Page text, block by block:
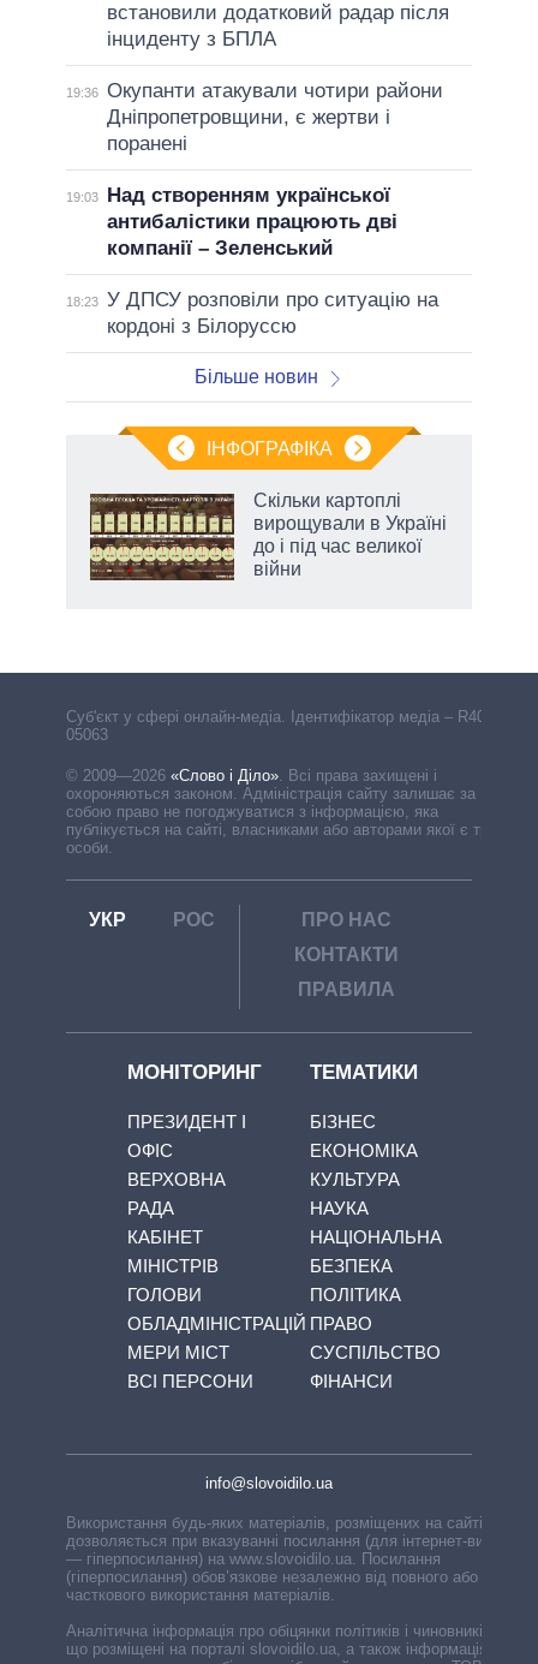
встановили додатковий радар після
інциденту з БПЛА
19:36 Окупанти атакували чотири райони
Дніпропетровщини, є жертви і
поранені
19:03
Над створенням української
антибалістики працюють дві
компанії – Зеленський
18:23 У ДПСУ розповіли про ситуацію на
кордоні з Білоруссю
Більше новин
ІНФОГРАФІКА
Скільки картоплі
вирощували в Україні
до і під час великої
війни
Cуб'єкт у сфері онлайн-медіа. Ідентифікатор медіа – R40-
05063
© 2009—2026 «Слово і Діло». Всі права захищені і
охороняються законом. Адміністрація сайту залишає за
собою право не погоджуватися з інформацією, яка
публікується на сайті, власниками або авторами якої є треті
особи.
УКР РОС
ПРО НАС
КОНТАКТИ
ПРАВИЛА
МОНІТОРИНГ
ПРЕЗИДЕНТ І
ОФІС
ВЕРХОВНА
РАДА
КАБІНЕТ
МІНІСТРІВ
ГОЛОВИ
ОБЛАДМІНІСТРАЦІЙ
МЕРИ МІСТ
ВСІ ПЕРСОНИ
ТЕМАТИКИ
БІЗНЕС
ЕКОНОМІКА
КУЛЬТУРА
НАУКА
НАЦІОНАЛЬНА
БЕЗПЕКА
ПОЛІТИКА
ПРАВО
СУСПІЛЬСТВО
ФІНАНСИ
info@slovoidilo.ua
Використання будь-яких матеріалів, розміщених на сайті,
дозволяється при вказуванні посилання (для інтернет-видань
— гіперпосилання) на www.slovoidilo.ua. Посилання
(гіперпосилання) обов’язкове незалежно від повного або
часткового використання матеріалів.
Аналітична інформація про обіцянки політиків і чиновників,
що розміщені на порталі slovoidilo.ua, а також інформація про